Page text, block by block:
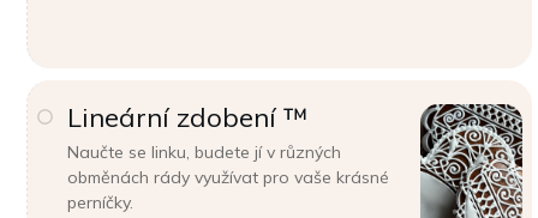
Lineární zdobení ™
Naučte se linku, budete jí v různých
obměnách rády využívat pro vaše krásné
perníčky.